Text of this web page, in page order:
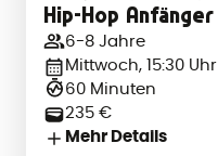
Hip-Hop Anfänger
6-8 Jahre
Mittwoch, 15:30 Uhr
60 Minuten
235 €
Mehr Details